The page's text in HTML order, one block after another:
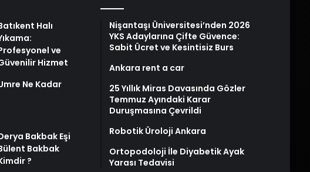
Halı
ve
Hizmet
Ne Kadar
Bakbak Eşi
Bakbak
?
Nişantaşı Üniversitesi’nden 2026
YKS Adaylarına Çifte Güvence:
Sabit Ücret ve Kesintisiz Burs
Ankara rent a car
25 Yıllık Miras Davasında Gözler
Temmuz Ayındaki Karar
Duruşmasına Çevrildi
Robotik Üroloji Ankara
Ortopodoloji İle Diyabetik Ayak
Yarası Tedavisi